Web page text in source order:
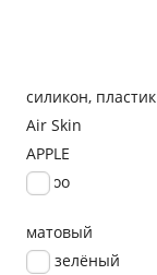
силикон, пластик
Air Skin
APPLE
K-Doo
матовый
зелёный